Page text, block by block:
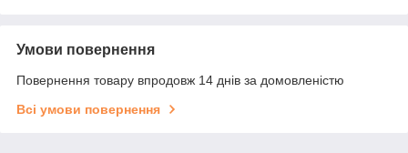
Умови повернення
Повернення товару впродовж 14 днів за домовленістю
Всі умови повернення